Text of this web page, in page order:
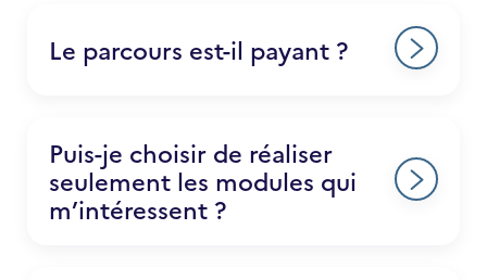
Le parcours est-il payant ?
Puis-je choisir de réaliser
seulement les modules qui
m’intéressent ?